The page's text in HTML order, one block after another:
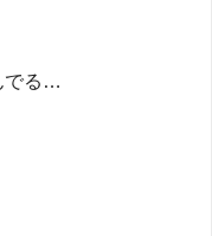
でる…